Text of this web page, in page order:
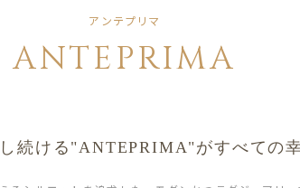
アンテプリマ
ANTEPRIMA
続ける "ANTEPRIMA"がすべての